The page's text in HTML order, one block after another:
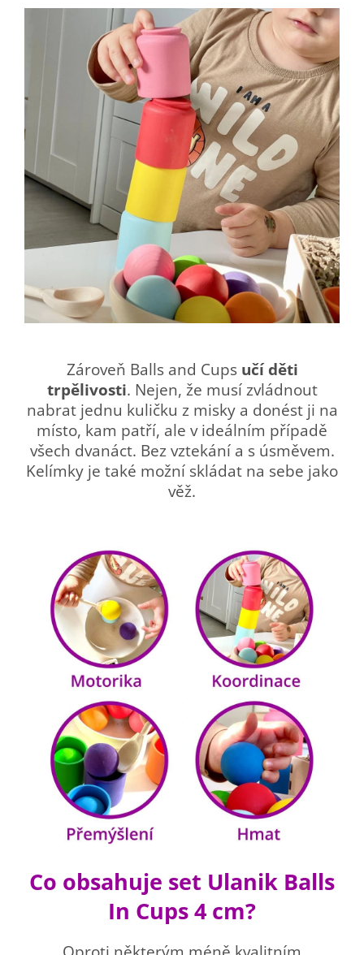
Zároveň Balls and Cups učí děti
trpělivosti. Nejen, že musí zvládnout
nabrat jednu kuličku z misky a donést ji na
místo, kam patří, ale v ideálním případě
všech dvanáct. Bez vztekání a s úsměvem.
Kelímky je také možní skládat na sebe jako
věž.
Co obsahuje set Ulanik Balls
In Cups 4 cm?